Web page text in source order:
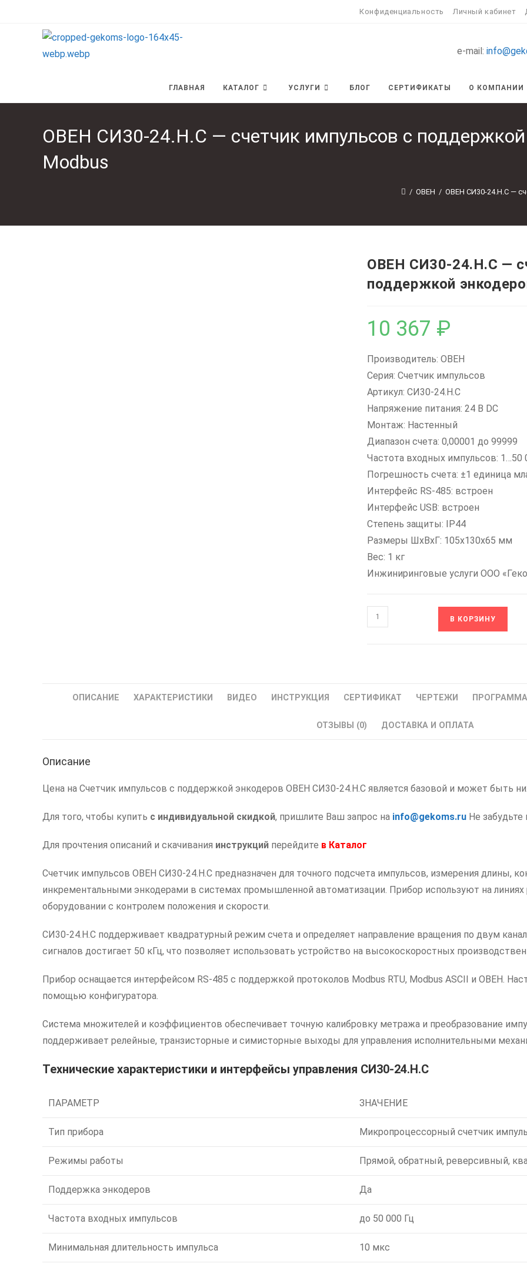
содержимому
Конфиденциальность Личный кабинет
e-mail:
ГЛАВНАЯ КАТАЛОГ УСЛУГИ БЛОГ СЕРТИФИКАТЫ О КОМПАНИИ
ОВЕН СИ30-24.Н.С — счетчик импульсов с поддержкой
Modbus
/ ОВЕН / ОВЕН СИ30-24.Н.С —
ОВЕН СИ30-24.Н.С —
поддержкой
10 367 ₽
Производитель: ОВЕН
Серия: Счетчик импульсов
Артикул: СИ30-24.Н.С
Напряжение питания: 24 В DC
Монтаж: Настенный
Диапазон счета: 0,00001 до 99999
Частота входных импульсов: 1…50
Погрешность счета: ±1 единица
Интерфейс RS-485: встроен
Интерфейс USB: встроен
Степень защиты: IP44
Размеры ШxВxГ: 105x130x65 мм
Вес: 1 кг
Инжиниринговые услуги ООО
Количество
товара
счетчик
485
Modbus
В КОРЗИНУ
ОПИСАНИЕ ХАРАКТЕРИСТИКИ ВИДЕО ИНСТРУКЦИЯ СЕРТИФИКАТ ЧЕРТЕЖИ ПРОГРАММА
ОТЗЫВЫ (0) ДОСТАВКА И ОПЛАТА
Описание
Цена на Счетчик импульсов с поддержкой энкодеров ОВЕН СИ30-24.Н.С является базовой и может быть
Для того, чтобы купить с индивидуальной скидкой, пришлите Ваш запрос на info@gekoms.ru Не
Для прочтения описаний и скачивания инструкций перейдите в Каталог
Счетчик импульсов ОВЕН СИ30-24.Н.С предназначен для точного подсчета импульсов, измерения длины,
инкрементальными энкодерами в системах промышленной автоматизации. Прибор используют на линиях
оборудовании с контролем положения и скорости.
СИ30-24.Н.С поддерживает квадратурный режим счета и определяет направление вращения по двум
сигналов достигает 50 кГц, что позволяет использовать устройство на высокоскоростных
Прибор оснащается интерфейсом RS-485 с поддержкой протоколов Modbus RTU, Modbus ASCII и ОВЕН.
помощью конфигуратора.
Система множителей и коэффициентов обеспечивает точную калибровку метража и преобразование
поддерживает релейные, транзисторные и симисторные выходы для управления исполнительными
Технические характеристики и интерфейсы управления СИ30-24.Н.С
ПАРАМЕТР ЗНАЧЕНИЕ
Тип прибора Микропроцессорный счетчик
Режимы работы Прямой, обратный, реверсивный,
Поддержка энкодеров Да
Частота входных импульсов до 50 000 Гц
Минимальная длительность импульса 10 мкс